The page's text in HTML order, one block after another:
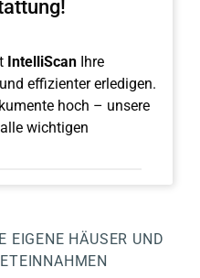
IntelliScan Ihre
effizienter erledigen.
hoch – unsere
wichtigen
EIGENE HÄUSER UND